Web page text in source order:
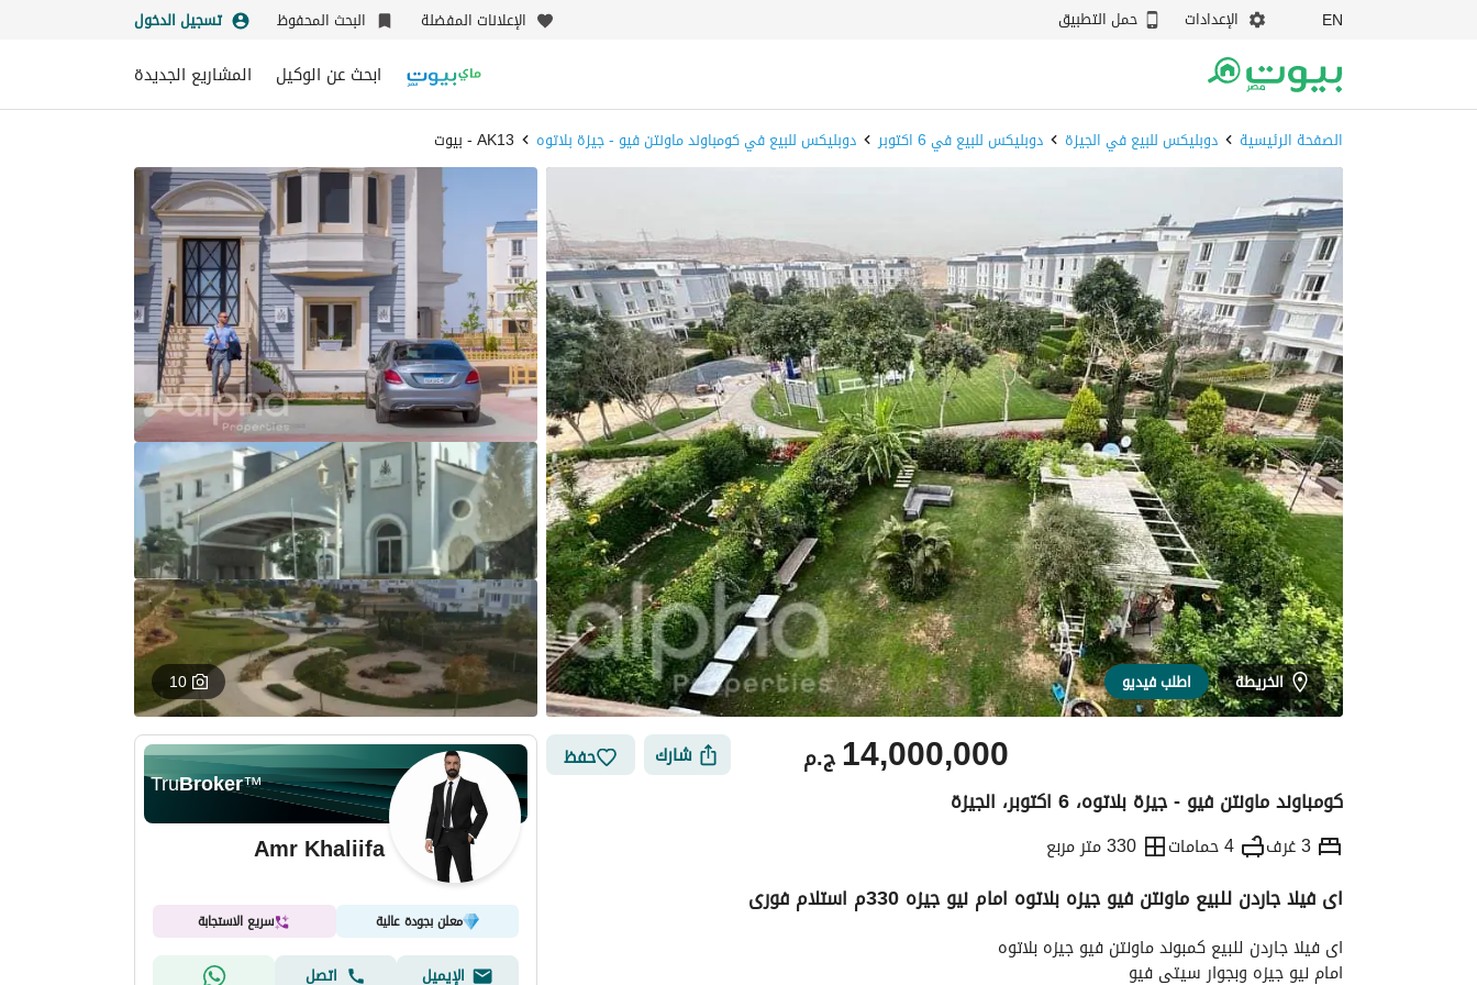
EN الإعدادات حمل التطبيق الإعلانات المفضلة البحث المحفوظ تسجيل الدخول
ابحث عن الوكيل المشاريع الجديدة
الصفحة الرئيسية دوبليكس للبيع في الجيزة دوبليكس للبيع في 6 اكتوبر دوبليكس للبيع في كومباوند ماونتن فيو - جيزة بلاتوه AK13 - بيوت
الخريطة اطلب فيديو 10
ج.م14,000,000 شارك حفظ
كومباوند ماونتن فيو - جيزة بلاتوه، 6 اكتوبر، الجيزة
3 غرف 4 حمامات 330 متر مربع
الاتجاهات والمؤشرات رهن عقاري الموقع والأماكن القريبة
اى فيلا جاردن للبيع ماونتن فيو جيزه بلاتوه امام نيو جيزه 330م استلام فورى
اى فيلا جاردن للبيع كمبوند ماونتن فيو جيزه بلاتوه
امام نيو جيزه وبجوار سيتى فيو
TruBroker™
Amr Khaliifa
معلن بجودة عالية سريع الاستجابة
الإيميل اتصل